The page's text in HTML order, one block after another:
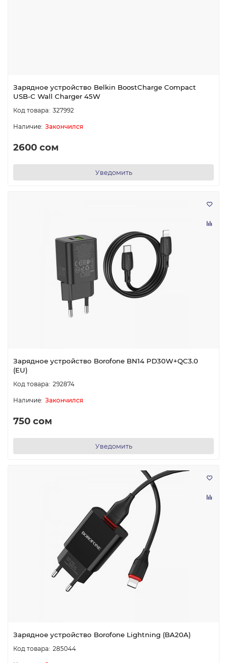
Зарядное устройство Belkin BoostCharge Compact
USB-C Wall Charger 45W
327992
Закончился
2600 сом
Уведомить
Зарядное устройство Borofone BN14 PD30W+QC3.0
(EU)
292874
Закончился
750 сом
Уведомить
Зарядное устройство Borofone Lightning (BA20A)
285044